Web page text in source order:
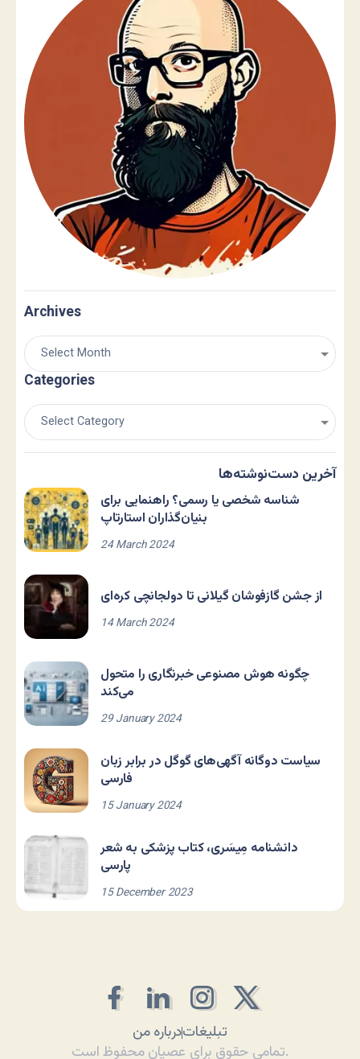
Archives
Categories
آخرین دست‌نوشته‌ها
شناسه شخصی یا رسمی؟ راهنمایی برای
بنیان‌گذاران استارتاپ
24 March 2024
از جشن گازفوشان گیلانی تا دولجانچی کره‌ای
14 March 2024
چگونه هوش مصنوعی خبرنگاری را متحول
می‌کند
29 January 2024
سیاست دوگانه آگهی‌های گوگل در برابر زبان
فارسی
15 January 2024
دانشنامه مِیسَری، کتاب پزشکی به شعر
پارسی
15 December 2023
درباره منتبلیغات
تمامی حقوق برای عصیان محفوظ است.